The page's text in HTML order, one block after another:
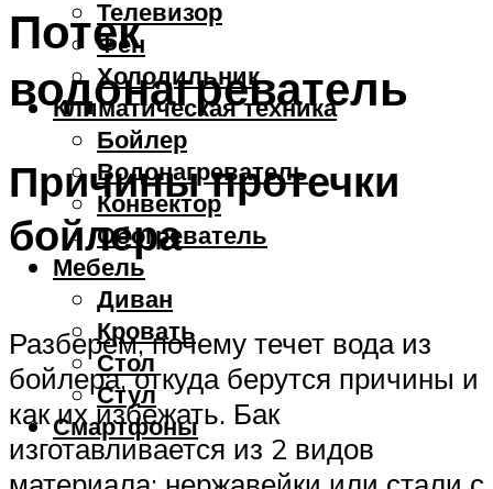
Телевизор
Фен
Холодильник
Климатическая техника
Бойлер
Водонагреватель
Конвектор
Обогреватель
Мебель
Диван
Кровать
Стол
Стул
Смартфоны
Потек
водонагреватель
Причины протечки
бойлера
Разберем, почему течет вода из
бойлера, откуда берутся причины и
как их избежать. Бак
изготавливается из 2 видов